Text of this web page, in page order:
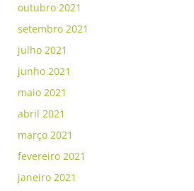
outubro 2021
setembro 2021
julho 2021
junho 2021
maio 2021
abril 2021
março 2021
fevereiro 2021
janeiro 2021